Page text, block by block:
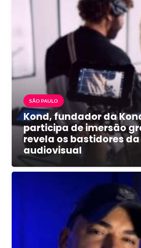
SÃO PAULO
Kond, fundador da
participa de imersão
revela os bastidores
audiovisual